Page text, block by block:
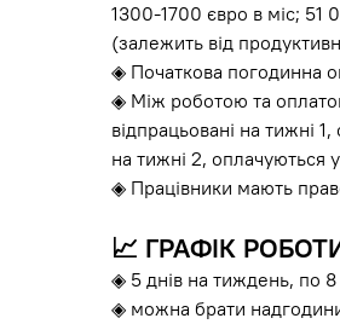
1300-1700 євро в міс;
(залежить від
◈ Початкова погодинна
◈ Між роботою та
відпрацьовані на тижні
на тижні 2, оплачуються
◈ Працівники мають
📈 ГРАФІК
◈ 5 днів на тиждень, по
◈ можна брати